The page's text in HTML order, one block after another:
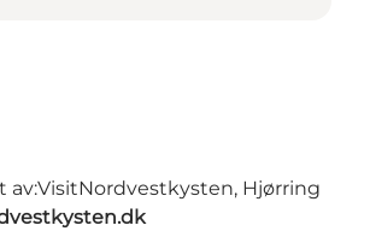
av:VisitNordvestkysten, Hjørring